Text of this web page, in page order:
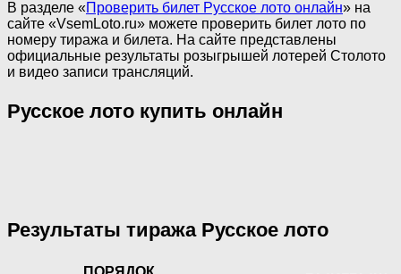
В разделе «Проверить билет Русское лото онлайн» на
сайте «VsemLoto.ru» можете проверить билет лото по
номеру тиража и билета. На сайте представлены
официальные результаты розыгрышей лотерей Столото
и видео записи трансляций.
Русское лото купить онлайн
Результаты тиража Русское лото